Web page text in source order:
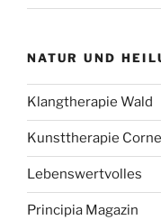
NATUR UND
Klangtherapie Wald
Kunsttherapie
Lebenswertvolles
Principia Magazin